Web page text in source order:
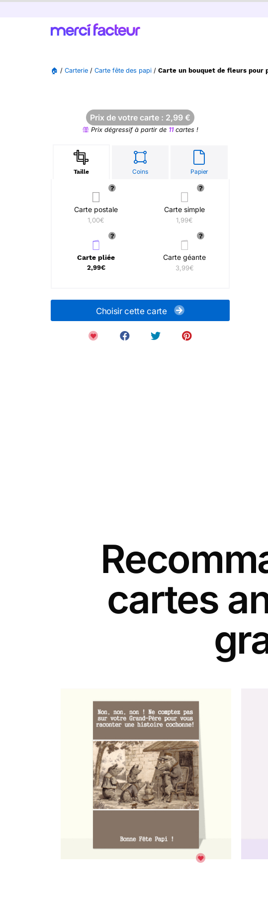
🏠 / Carterie / Carte fête des papi / Carte un bouquet de fleurs pour
Prix de votre carte : 2,99 €
Prix dégressif à partir de 11cartes !
Taille Coins Papier
Carte postale
1,00€
Carte simple
1,99€
Carte pliée
2,99€
Carte géante
3,99€
Choisir cette carte
cartes